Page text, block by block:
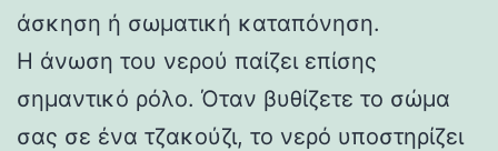
άσκηση ή σωματική καταπόνηση.
Η άνωση του νερού παίζει επίσης
σημαντικό ρόλο. Όταν βυθίζετε το σώμα
σας σε ένα τζακούζι, το νερό υποστηρίζει